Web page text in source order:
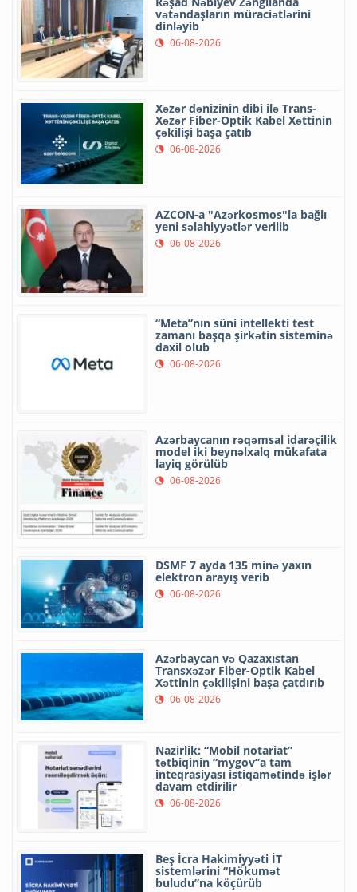
vətəndaşların müraciətlərini
dinləyib
06-08-2026
Xəzər dənizinin dibi ilə Trans-
Xəzər Fiber-Optik Kabel Xəttinin
çəkilişi başa çatıb
06-08-2026
AZCON-a "Azərkosmos"la bağlı
yeni səlahiyyətlər verilib
06-08-2026
“Meta”nın süni intellekti test
zamanı başqa şirkətin sisteminə
daxil olub
06-08-2026
Azərbaycanın rəqəmsal idarəçilik
model iki beynəlxalq mükafata
layiq görülüb
06-08-2026
DSMF 7 ayda 135 minə yaxın
elektron arayış verib
06-08-2026
Azərbaycan və Qazaxıstan
Transxəzər Fiber-Optik Kabel
Xəttinin çəkilişini başa çatdırıb
06-08-2026
Nazirlik: “Mobil notariat”
tətbiqinin “mygov”a tam
inteqrasiyası istiqamətində işlər
davam etdirilir
06-08-2026
Beş İcra Hakimiyyəti İT
sistemlərini “Hökumət
buludu”na köçürüb